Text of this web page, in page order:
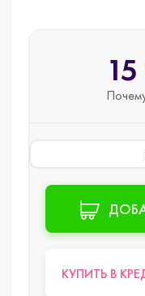
КУПИТЬ В